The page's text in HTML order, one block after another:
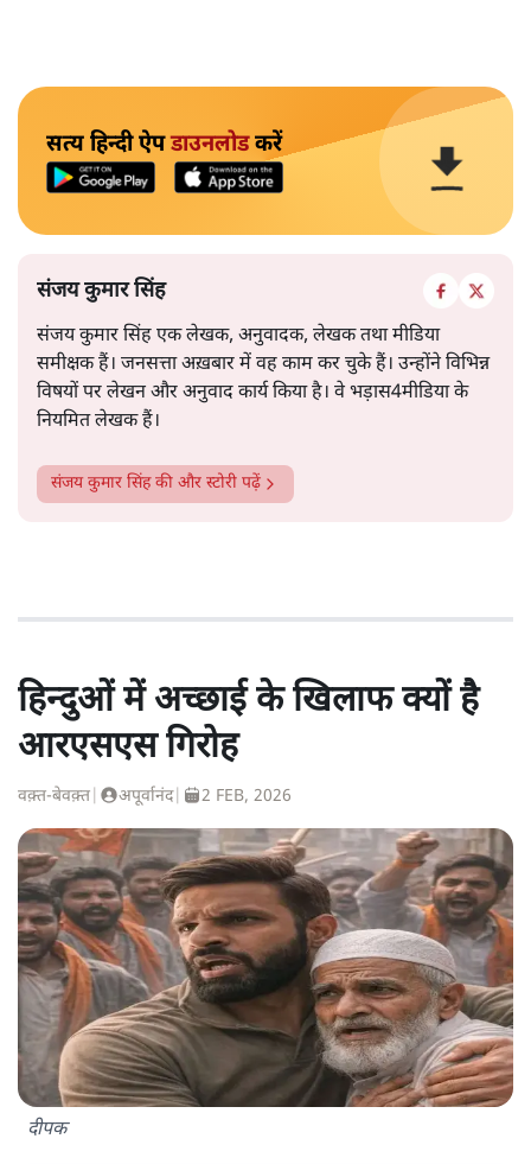
सत्य हिन्दी ऐपडाउनलोडकरें
संजय कुमार सिंह
संजय कुमार सिंह एक लेखक, अनुवादक, लेखक तथा मीडिया
समीक्षक हैं। जनसत्ता अख़बार में वह काम कर चुके हैं। उन्होंने विभिन्न
विषयों पर लेखन और अनुवाद कार्य किया है। वे भड़ास4मीडिया के
नियमित लेखक हैं।
संजय कुमार सिंहकी और स्टोरी पढ़ें
हिन्दुओं में अच्छाई के खिलाफ क्यों है
आरएसएस गिरोह
वक़्त-बेवक़्त अपूर्वानंद| 2 FEB, 2026
दीपक